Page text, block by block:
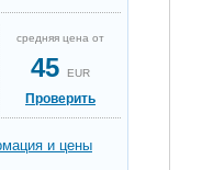
средняя цена от
45 EUR
Проверить
и цены